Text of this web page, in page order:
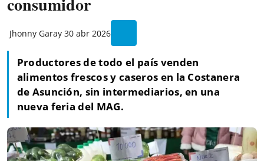
Jhonny Garay 30 abr 2026
Productores de todo el país venden
alimentos frescos y caseros en la Costanera
de Asunción, sin intermediarios, en una
nueva feria del MAG.